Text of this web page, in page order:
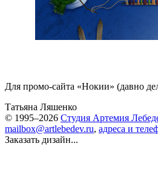
Для промо-сайта «Нокии» (давно
Татьяна Ляшенко
© 1995–2026 Студия Артемия
mailbox@artlebedev.ru, адреса и
Заказать дизайн...